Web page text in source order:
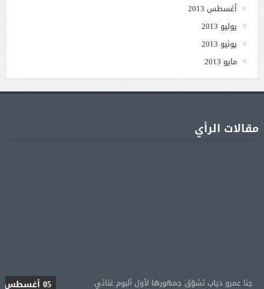
أغسطس 2013
يوليو 2013
يونيو 2013
مايو 2013
مقالات الرأي